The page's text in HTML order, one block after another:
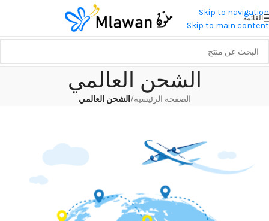
Skip to navigation
Skip to main content
القائمة
الشحن العالمي
الصفحة الرئيسية/ الشحن العالمي